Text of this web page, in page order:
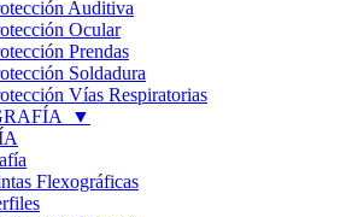
Auditiva
Ocular
Prendas
Soldadura
Vías Respiratorias
▼
Flexográficas